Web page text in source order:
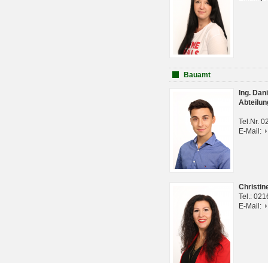
Bauamt
Ing.
Tel.Nr.
E-Mail:
Tel.:
E-Mail: